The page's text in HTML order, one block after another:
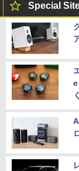
Special
く